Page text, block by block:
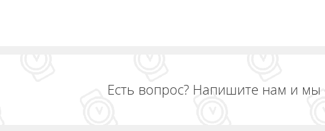
Есть вопрос? Напишите нам и мы